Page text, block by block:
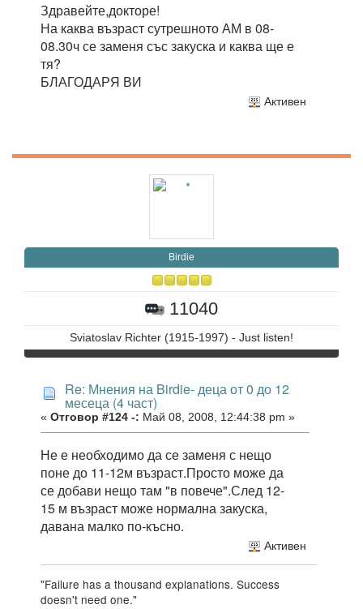
Здравейте,докторе!
На каква възраст сутрешното АМ в 08-
08.30ч се заменя със закуска и каква ще е
тя?
БЛАГОДАРЯ ВИ
Активен
Birdie
11040
Sviatoslav Richter (1915-1997) - Just listen!
Re: Мнения на Birdie- деца от 0 до 12
месеца (4 част)
« Отговор #124 -: Май 08, 2008, 12:44:38 pm »
Не е необходимо да се заменя с нещо
поне до 11-12м възраст.Просто може да
се добави нещо там "в повече".След 12-
15 м възраст може нормална закуска,
давана малко по-късно.
Активен
"Failure has a thousand explanations. Success
doesn't need one."